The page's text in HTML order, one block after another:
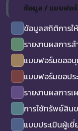
ข้อมูล / แบบฟอร์
ข้อมูลสถิติการใ
รายงานผลการ
แบบฟอร์มขออ
แบบฟอร์มขอปร
รายงานผลการ
การใช้ทรัพย์สิน
แบบประเมินผู้เ